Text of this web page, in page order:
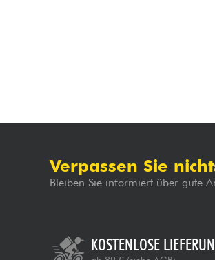
Verpassen Sie
Bleiben Sie informiert über gute
KOSTENLOSE